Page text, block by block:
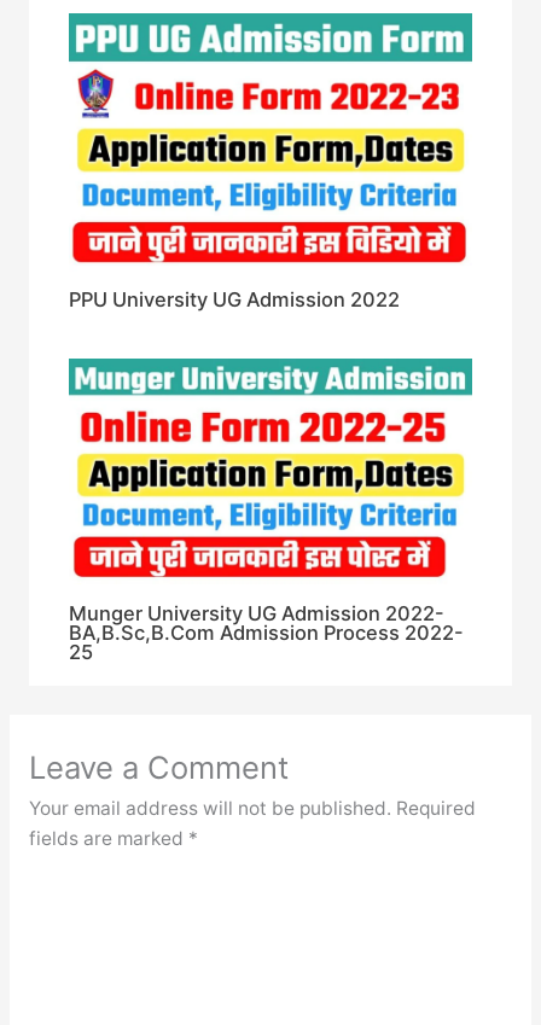
PPU University UG Admission 2022
Munger University UG Admission 2022-
BA,B.Sc,B.Com Admission Process 2022-
25
Leave a Comment
Your email address will not be published. Required
fields are marked *